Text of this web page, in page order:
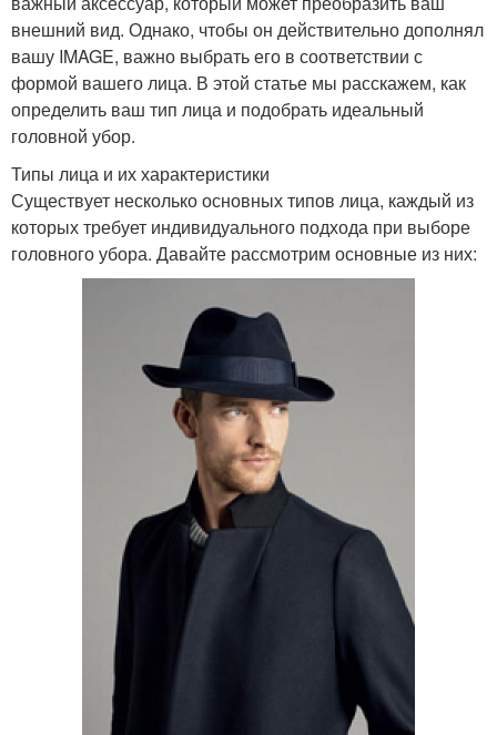
внешний вид. Однако, чтобы он действительно дополнял
вашу IMAGE, важно выбрать его в соответствии с
формой вашего лица. В этой статье мы расскажем, как
определить ваш тип лица и подобрать идеальный
головной убор.
Типы лица и их характеристики
Существует несколько основных типов лица, каждый из
которых требует индивидуального подхода при выборе
головного убора. Давайте рассмотрим основные из них: